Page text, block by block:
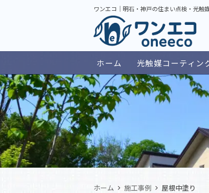
ワンエコ｜明石・神戸の住まい点検・光触
ホーム 光触媒コーティン
ホーム 施工事例 屋根中塗り